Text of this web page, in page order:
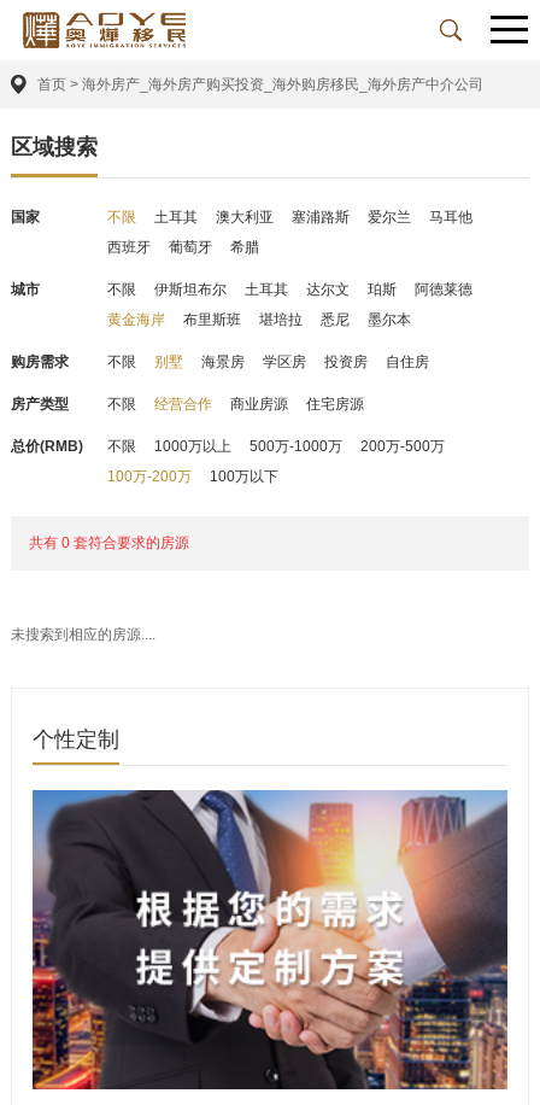
首页 > 海外房产_海外房产购买投资_海外购房移民_海外房产中介公司
区域搜索
国家 不限 土耳其 澳大利亚 塞浦路斯 爱尔兰
马耳他
西班牙
葡萄牙 希腊
城市 不限 伊斯坦布尔 土耳其 达尔文 珀斯
阿德莱德
黄金海岸
布里斯班 堪培拉 悉尼 墨尔本
购房需求 不限 别墅 海景房 学区房 投资房 自住房
房产类型 不限 经营合作 商业房源 住宅房源
总价(RMB) 不限 1000万以上 500万-1000万
200万-500万
100万-200万
100万以下
共有 0 套符合要求的房源
未搜索到相应的房源....
个性定制